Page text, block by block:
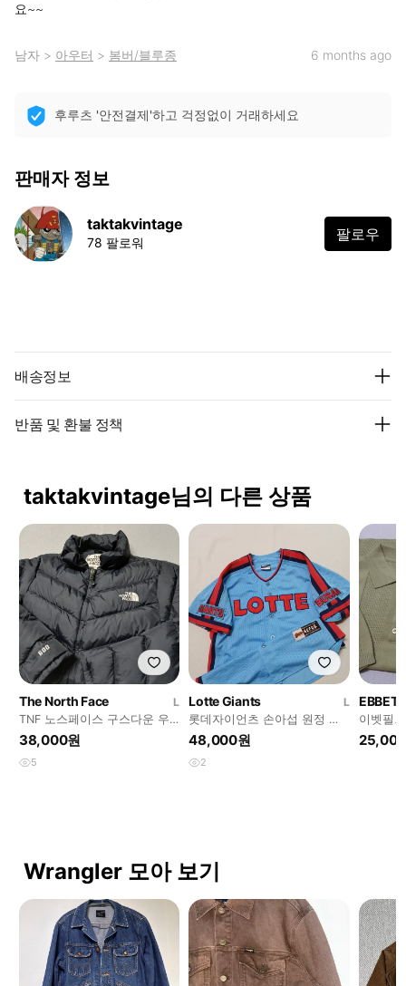
요~~
남자 > 아우터 > 봄버/블루종 6 months ago
후루츠 '안전결제'하고 걱정없이 거래하세요
판매자 정보
taktakvintage
78 팔로워 팔로우
배송정보
반품 및 환불 정책
taktakvintage님의 다른 상품
The North Face
L
TNF 노스페이스 구스다운 우
먼 패딩 자켓
38,000원
5
Lotte Giants
L
롯데자이언츠 손아섭 원정 유
니폼 올드 져지 반팔 야구
48,000원
2
이벳필드
라
Wrangler 모아 보기